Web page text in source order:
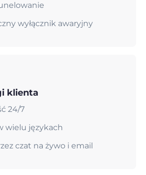
wyłącznik awaryjny
klienta
24/7
wielu językach
czat na żywo i email